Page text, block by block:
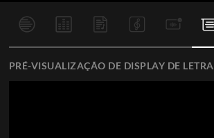
PRÉ-VISUALIZAÇÃO DE DISPLAY DE LETRA